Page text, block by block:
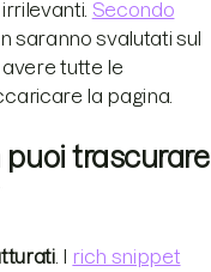
Secondo
saranno svalutati sul
tutte le
la pagina.
puoi trascurare
. I rich snippet